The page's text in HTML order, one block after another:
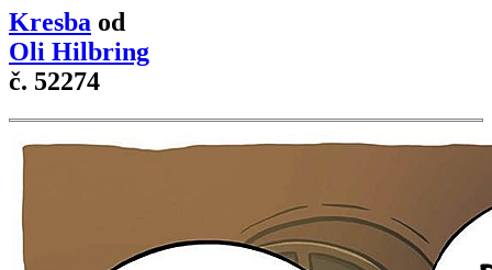
Kresba od
Oli Hilbring
č. 52274